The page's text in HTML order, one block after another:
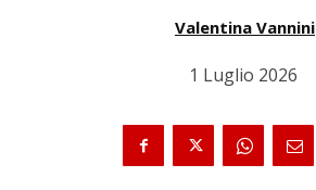
Valentina Vannini
1 Luglio 2026